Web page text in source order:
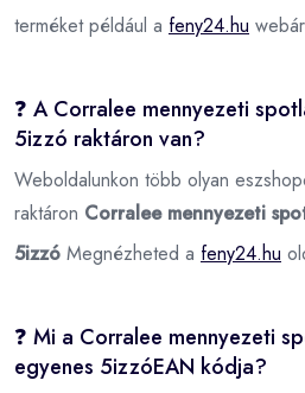
terméket például a feny24.hu
❓ A Corralee mennyezeti
5izzó raktáron van?
Weboldalunkon több olyan
raktáron Corralee mennyezeti
5izzó Megnézheted a feny24.hu
❓ Mi a Corralee mennyezeti
egyenes 5izzóEAN kódja?